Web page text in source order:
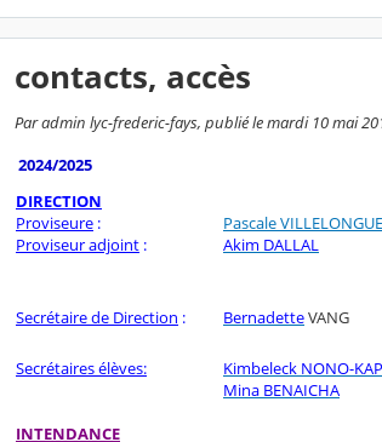
contacts, accès
Par admin lyc-frederic-fays, publié le mardi 10 mai
2024/2025
DIRECTION
Proviseure : Pascale VILLELONGUE
Proviseur adjoint : Akim DALLAL
Secrétaire de Direction : BernadetteVANG
Secrétaires élèves: Kimbeleck NONO-
Mina BENAICHA
INTENDANCE